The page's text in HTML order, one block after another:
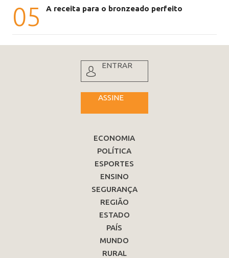
05 A receita para o bronzeado perfeito
ENTRAR
ASSINE
ECONOMIA
POLÍTICA
ESPORTES
ENSINO
SEGURANÇA
REGIÃO
ESTADO
PAÍS
MUNDO
RURAL